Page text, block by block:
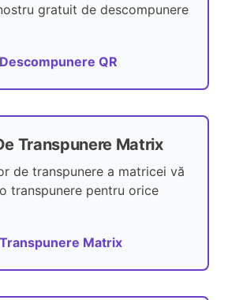
gratuit de descompunere
QR
Transpunere Matrix
de transpunere a matricei vă
transpunere pentru orice
Matrix